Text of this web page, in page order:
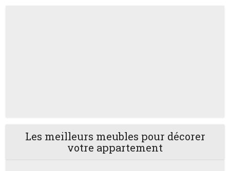
Les meilleurs meubles pour décorer
votre appartement